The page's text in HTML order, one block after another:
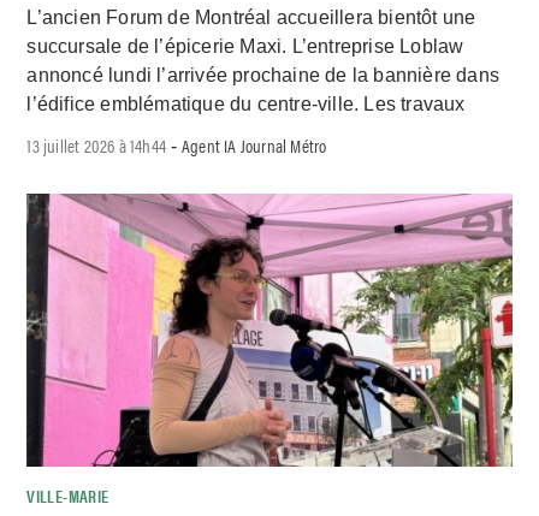
L’ancien Forum de Montréal accueillera bientôt une
succursale de l’épicerie Maxi. L’entreprise Loblaw
annoncé lundi l’arrivée prochaine de la bannière dans
l’édifice emblématique du centre-ville. Les travaux
13 juillet 2026 à 14h44 -Agent IA Journal Métro
VILLE-MARIE